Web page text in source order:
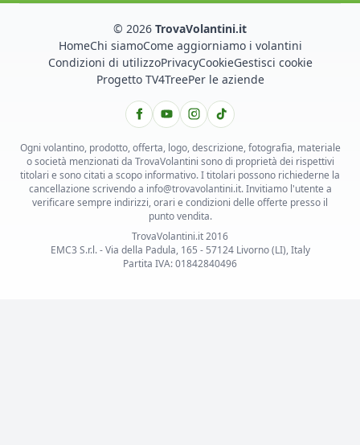
© 2026 TrovaVolantini.it
HomeChi siamoCome aggiorniamo i volantini
Condizioni di utilizzoPrivacyCookieGestisci cookie
Progetto TV4TreePer le aziende
Ogni volantino, prodotto, offerta, logo, descrizione, fotografia, materiale
o società menzionati da TrovaVolantini sono di proprietà dei rispettivi
titolari e sono citati a scopo informativo. I titolari possono richiederne la
cancellazione scrivendo a info@trovavolantini.it. Invitiamo l'utente a
verificare sempre indirizzi, orari e condizioni delle offerte presso il
punto vendita.
TrovaVolantini.it 2016
EMC3 S.r.l. - Via della Padula, 165 - 57124 Livorno (LI), Italy
Partita IVA: 01842840496